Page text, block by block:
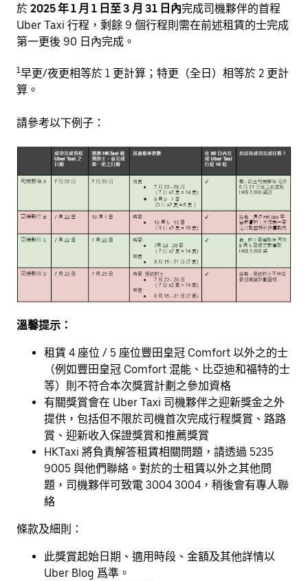
於 2025 年 1 月 1 日至 3 月 31 日內完成司機夥伴的首程
Uber Taxi 行程，剩餘 9 個行程則需在前述租賃的士完成
第一更後 90 日內完成。
1早更/夜更相等於 1 更計算；特更（全日）相等於 2 更計
算。
請參考以下例子：
溫馨提示：
租賃 4 座位 / 5 座位豐田皇冠 Comfort 以外之的士
（例如豐田皇冠 Comfort 混能、比亞迪和福特的士
等）則不符合本次獎賞計劃之參加資格
有關獎賞會在 Uber Taxi 司機夥伴之迎新獎金之外
提供，包括但不限於司機首次完成行程獎賞、路路
賞、迎新收入保證獎賞和推薦獎賞
HKTaxi 將負責解答租賃相關問題，請透過 5235
9005 與他們聯絡。對於的士租賃以外之其他問
題，司機夥伴可致電 3004 3004，稍後會有專人聯
絡
條款及細則：
此獎賞起始日期、適用時段、金額及其他詳情以
Uber Blog 爲準。